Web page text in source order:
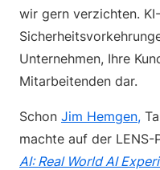
wir gern verzichten.
Unternehmen, Ihre
Mitarbeitenden dar.
Schon Jim Hemgen,
machte auf der LENS-
AI: Real World AI